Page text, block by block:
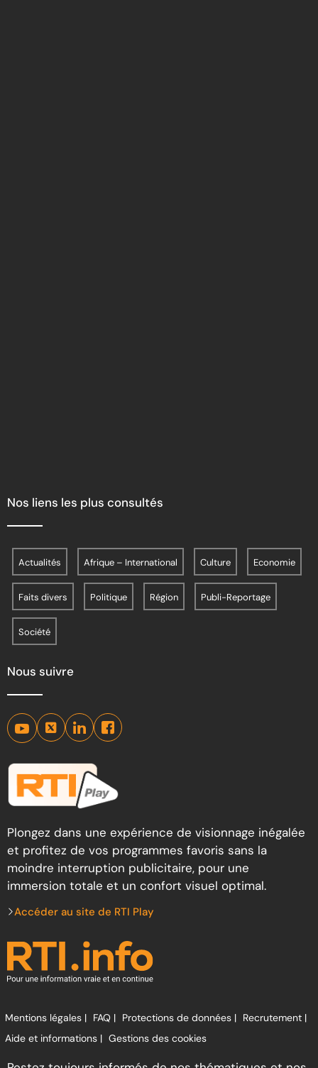
Nos liens les plus consultés
Actualités Afrique – International Culture Economie
Faits divers Politique Région Publi-Reportage
Société
Nous suivre
Plongez dans une expérience de visionnage inégalée
et profitez de vos programmes favoris sans la
moindre interruption publicitaire, pour une
immersion totale et un confort visuel optimal.
Accéder au site de RTI Play
Mentions légales | FAQ | Protections de données | Recrutement |
Aide et informations | Gestions des cookies